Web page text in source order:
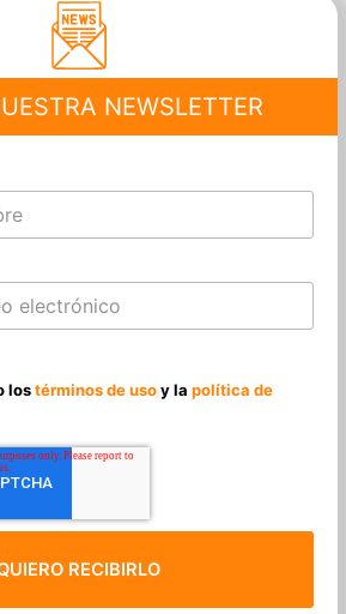
NEWSLETTER
lostérminos de usoy la política de